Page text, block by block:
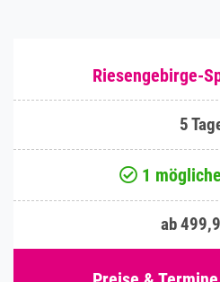
Riesengebirge-
5
1
ab